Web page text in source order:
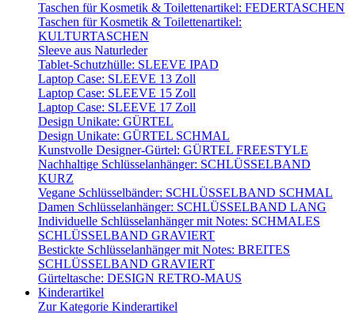
Taschen für Kosmetik & Toilettenartikel: FEDERTASCHEN
Taschen für Kosmetik & Toilettenartikel:
KULTURTASCHEN
Sleeve aus Naturleder
Tablet-Schutzhülle: SLEEVE IPAD
Laptop Case: SLEEVE 13 Zoll
Laptop Case: SLEEVE 15 Zoll
Laptop Case: SLEEVE 17 Zoll
Design Unikate: GÜRTEL
Design Unikate: GÜRTEL SCHMAL
Kunstvolle Designer-Gürtel: GÜRTEL FREESTYLE
Nachhaltige Schlüsselanhänger: SCHLÜSSELBAND
KURZ
Vegane Schlüsselbänder: SCHLÜSSELBAND SCHMAL
Damen Schlüsselanhänger: SCHLÜSSELBAND LANG
Individuelle Schlüsselanhänger mit Notes: SCHMALES
SCHLÜSSELBAND GRAVIERT
Bestickte Schlüsselanhänger mit Notes: BREITES
SCHLÜSSELBAND GRAVIERT
Gürteltasche: DESIGN RETRO-MAUS
Kinderartikel
Zur Kategorie Kinderartikel